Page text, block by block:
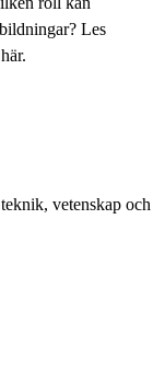
Les
här.
vetenskap och